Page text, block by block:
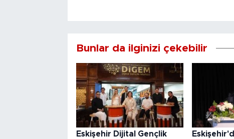
Bunlar da ilginizi çekebilir
Eskişehir Dijital Gençlik